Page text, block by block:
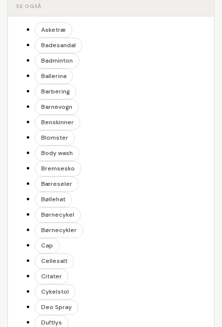
SE OGSÅ
Asketræ
Badesandal
Badminton
Ballerina
Barbering
Barnevogn
Benskinner
Blomster
Body wash
Bremsesko
Bæreseler
Bøllehat
Børnecykel
Børnecykler
Cap
Cellesalt
Citater
Cykelstol
Deo Spray
Duftlys